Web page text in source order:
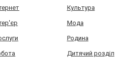
Культура
Мода
Родина
Дитячий розділ